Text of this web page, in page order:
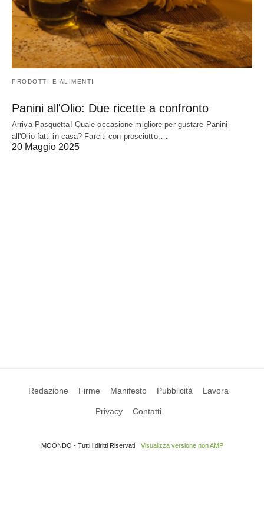
PRODOTTI E ALIMENTI
Panini all'Olio: Due ricette a confronto
Arriva Pasquetta! Quale occasione migliore per gustare Panini
all'Olio fatti in casa? Farciti con prosciutto,…
20 Maggio 2025
Redazione Firme Manifesto Pubblicità Lavora
Privacy Contatti
MOONDO - Tutti i diritti Riservati Visualizza versione non AMP